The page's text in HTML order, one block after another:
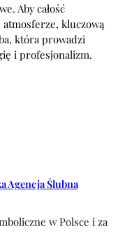
Aby całość
kluczową
która prowadzi
i profesjonalizm.
Agencja Ślubna
w Polsce i za